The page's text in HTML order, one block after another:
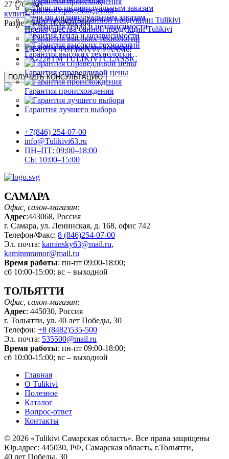
Печи по индивидуальным заказам
Гарантия тепла и независимости
Гарантия высоких технологий
Гарантия справедливой цены
Гарантия происхождения
Гарантия лучшего выбора
Гарантия происхождения
Преимущества банной продукции Tulikivi
Гарантия высоких технологий
27'170р/м²
купить
Размер (мм): 10х260х300
TK-237N TULIKIVI CLASSIC
TK-228TM TULIKIVI CLASSIC
ПОЛУЧИТЬКОНСУЛЬТАЦИЮ
+7(846) 254-07-00
info@Tulikivi63.ru
ПН–ПТ: 09:00–18:00
СБ: 10:00–15:00
САМАРА
Офис, салон-магазин:
Адрес:443068, Россия
г. Самара, ул. Ленинская, д. 168, офис 742
Телефон/Факс: 8 (846)254-07-00
Эл. почта: kaminsky63@mail.ru,
kaminmramor@mail.ru
Время работы: пн-пт 09:00-18:00;
сб 10:00-15:00; вс – выходной
ТОЛЬЯТТИ
Офис, салон-магазин:
Адрес: 445030, Россия
г. Тольятти, ул. 40 лет Победы, 30
Телефон: +8 (8482)535-500
Эл. почта: 535500@mail.ru
Время работы: пн-пт 09:00-18:00;
сб 10:00-15:00; вс – выходной
Главная
О Tulikivi
Полезное
Каталог
Вопрос-ответ
Контакты
© 2026 «Tulikivi Самарская область». Все права защищены
Юр.адрес: 445030, РФ, Самарская область, г.Тольятти,
40 лет Победы, 30